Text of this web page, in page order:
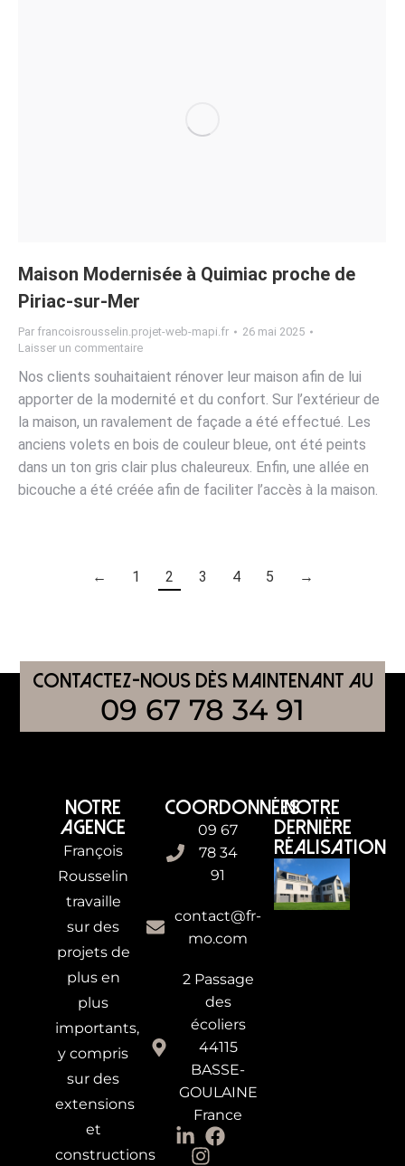
Maison Modernisée à Quimiac proche de
Piriac-sur-Mer
Par francoisrousselin.projet-web-mapi.fr
26 mai 2025
Laisser un commentaire
Nos clients souhaitaient rénover leur maison afin de lui
apporter de la modernité et du confort. Sur l’extérieur de
la maison, un ravalement de façade a été effectué. Les
anciens volets en bois de couleur bleue, ont été peints
dans un ton gris clair plus chaleureux. Enfin, une allée en
bicouche a été créée afin de faciliter l’accès à la maison.
← 1 2 3 4 5 →
CONTACTEZ-nous dès maintenant AU
09 67 78 34 91
NOTRE
AGENCE
François
Rousselin
travaille
sur des
projets de
plus en
plus
importants,
y compris
sur des
extensions
et
constructions
COORDONNÉES
09 67
78 34
91
contact@fr-
mo.com
2 Passage
des
écoliers
44115
BASSE-
GOULAINE
France
NOTRE
DERNIÈRE
RÉALISATION